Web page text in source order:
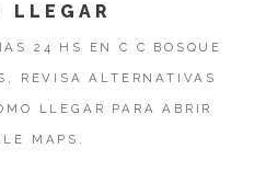
LLEGAR
24 HS EN C C BOSQUE
REVISA ALTERNATIVAS
LLEGAR PARA ABRIR
MAPS.